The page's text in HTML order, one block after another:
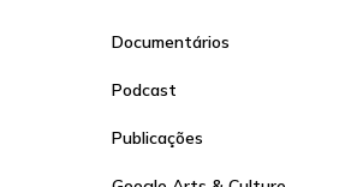
Documentários
Podcast
Publicações